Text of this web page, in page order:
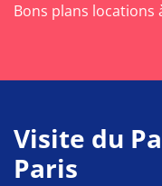
Bons plans locations
Visite du
Paris